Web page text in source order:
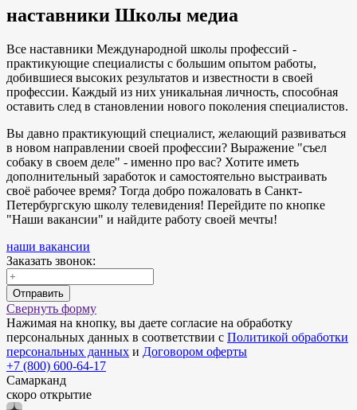
наставники Школы медиа
Все наставники Международной школы профессий -
практикующие специалисты с большим опытом работы,
добившиеся высоких результатов и известности в своей
профессии. Каждый из них уникальная личность, способная
оставить след в становлении нового поколения специалистов.
Вы давно практикующий специалист, желающий развиваться
в новом направлении своей профессии? Выражение "съел
собаку в своем деле" - именно про вас? Хотите иметь
дополнительный заработок и самостоятельно выстраивать
своё рабочее время? Тогда добро пожаловать в Санкт-
Петербургскую школу телевидения! Перейдите по кнопке
"Наши вакансии" и найдите работу своей мечты!
наши вакансии
Заказать звонок:
Отправить
Свернуть форму
Нажимая на кнопку, вы даете согласие на обработку
персональных данных в соответствии с Политикой обработки
персональных данных и Договором оферты
+7 (800) 600-64-17
Самарканд
скоро открытие